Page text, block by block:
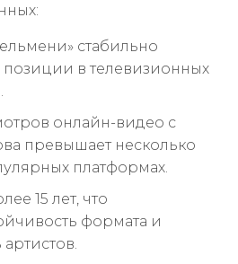
стабильно
позиции в телевизионных
онлайн-видео с
превышает несколько
платформах.
15 лет, что
формата и